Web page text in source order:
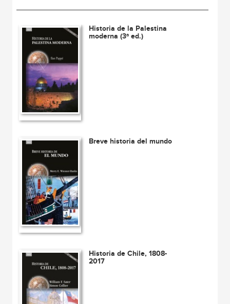
Historia de la Palestina
moderna (3ª ed.)
Breve historia del mundo
Historia de Chile, 1808-
2017